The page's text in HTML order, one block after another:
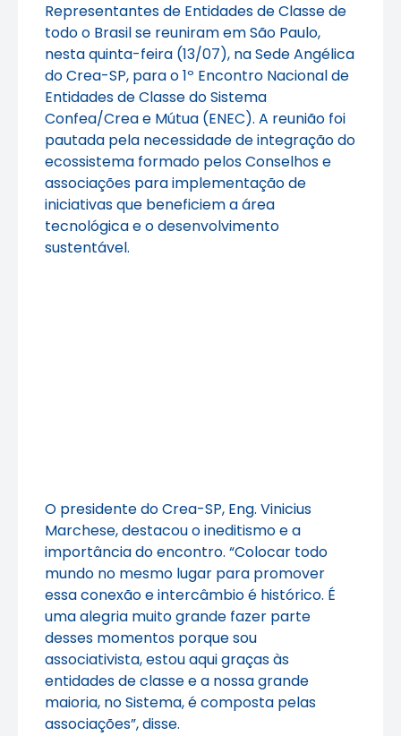
Representantes de Entidades de Classe de
todo o Brasil se reuniram em São Paulo,
nesta quinta-feira (13/07), na Sede Angélica
do Crea-SP, para o 1º Encontro Nacional de
Entidades de Classe do Sistema
Confea/Crea e Mútua (ENEC). A reunião foi
pautada pela necessidade de integração do
ecossistema formado pelos Conselhos e
associações para implementação de
iniciativas que beneficiem a área
tecnológica e o desenvolvimento
sustentável.
O presidente do Crea-SP, Eng. Vinicius
Marchese, destacou o ineditismo e a
importância do encontro. “Colocar todo
mundo no mesmo lugar para promover
essa conexão e intercâmbio é histórico. É
uma alegria muito grande fazer parte
desses momentos porque sou
associativista, estou aqui graças às
entidades de classe e a nossa grande
maioria, no Sistema, é composta pelas
associações”, disse.